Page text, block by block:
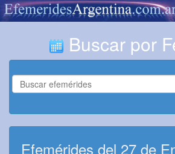
Buscar por
Efemérides del 27 de